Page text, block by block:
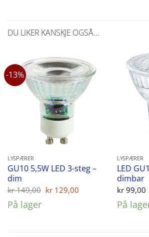
DU LIKER KANSKJE OGSÅ…
-13%
LYSPÆRER
GU10 5,5W LED 3-steg –
dim
kr149,00 Opprinnelig
kr 129,00 Nåværende
På lager
LYSPÆRER
LED
dimbar
kr99,00
På